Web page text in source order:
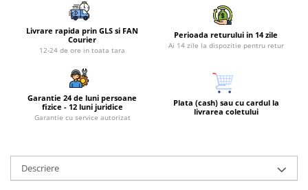
Piese si consumabile pentru
MOTOCOSITORI
Plantatoare + Semanatori
Sere si solarii
Tocatoare fan, crengi, tulpini
Fierastraie electrice
Freze de zapada
Lampi solare
Masini de slefuit
Macarale si electopalane
Purificatoare aer
Radiatoare
Tunuri de caldura
Ventilatoare
Ventilatoare Industriale
Deshidratoare
Dozatoare de apa
Livrare rapida prin GLS si FAN
Courier
12-24 de ore in toata tara
Perioada returului in 14 zile
Ai 14 zile la dispozitie pentru retur
Garantie 24 de luni persoane
fizice - 12 luni juridice
Garantie cu service autorizat
Plata (cash) sau cu cardul la
livrarea coletului
Descriere